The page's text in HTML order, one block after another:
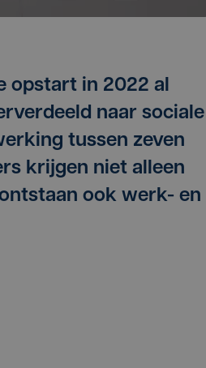
opstart in 2022 al
naar sociale
tussen zeven
krijgen niet alleen
ook werk- en